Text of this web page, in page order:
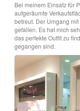
Bei meinem Einsatz für
aufgeräumte
betreut. Der Umgang
gefallen. Es hat mich
das perfekte Outfit zu
gegangen sind.